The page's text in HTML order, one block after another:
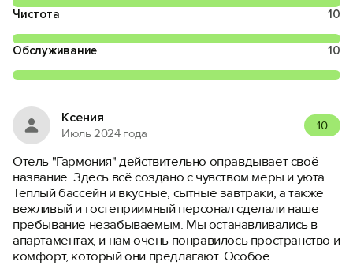
Чистота 10
Обслуживание 10
Ксения
Июль 2024 года
10
Отель "Гармония" действительно оправдывает своё
название. Здесь всё создано с чувством меры и уюта.
Тёплый бассейн и вкусные, сытные завтраки, а также
вежливый и гостеприимный персонал сделали наше
пребывание незабываемым. Мы останавливались в
апартаментах, и нам очень понравилось пространство и
комфорт, который они предлагают. Особое